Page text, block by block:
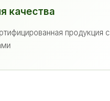
качества
продукция с